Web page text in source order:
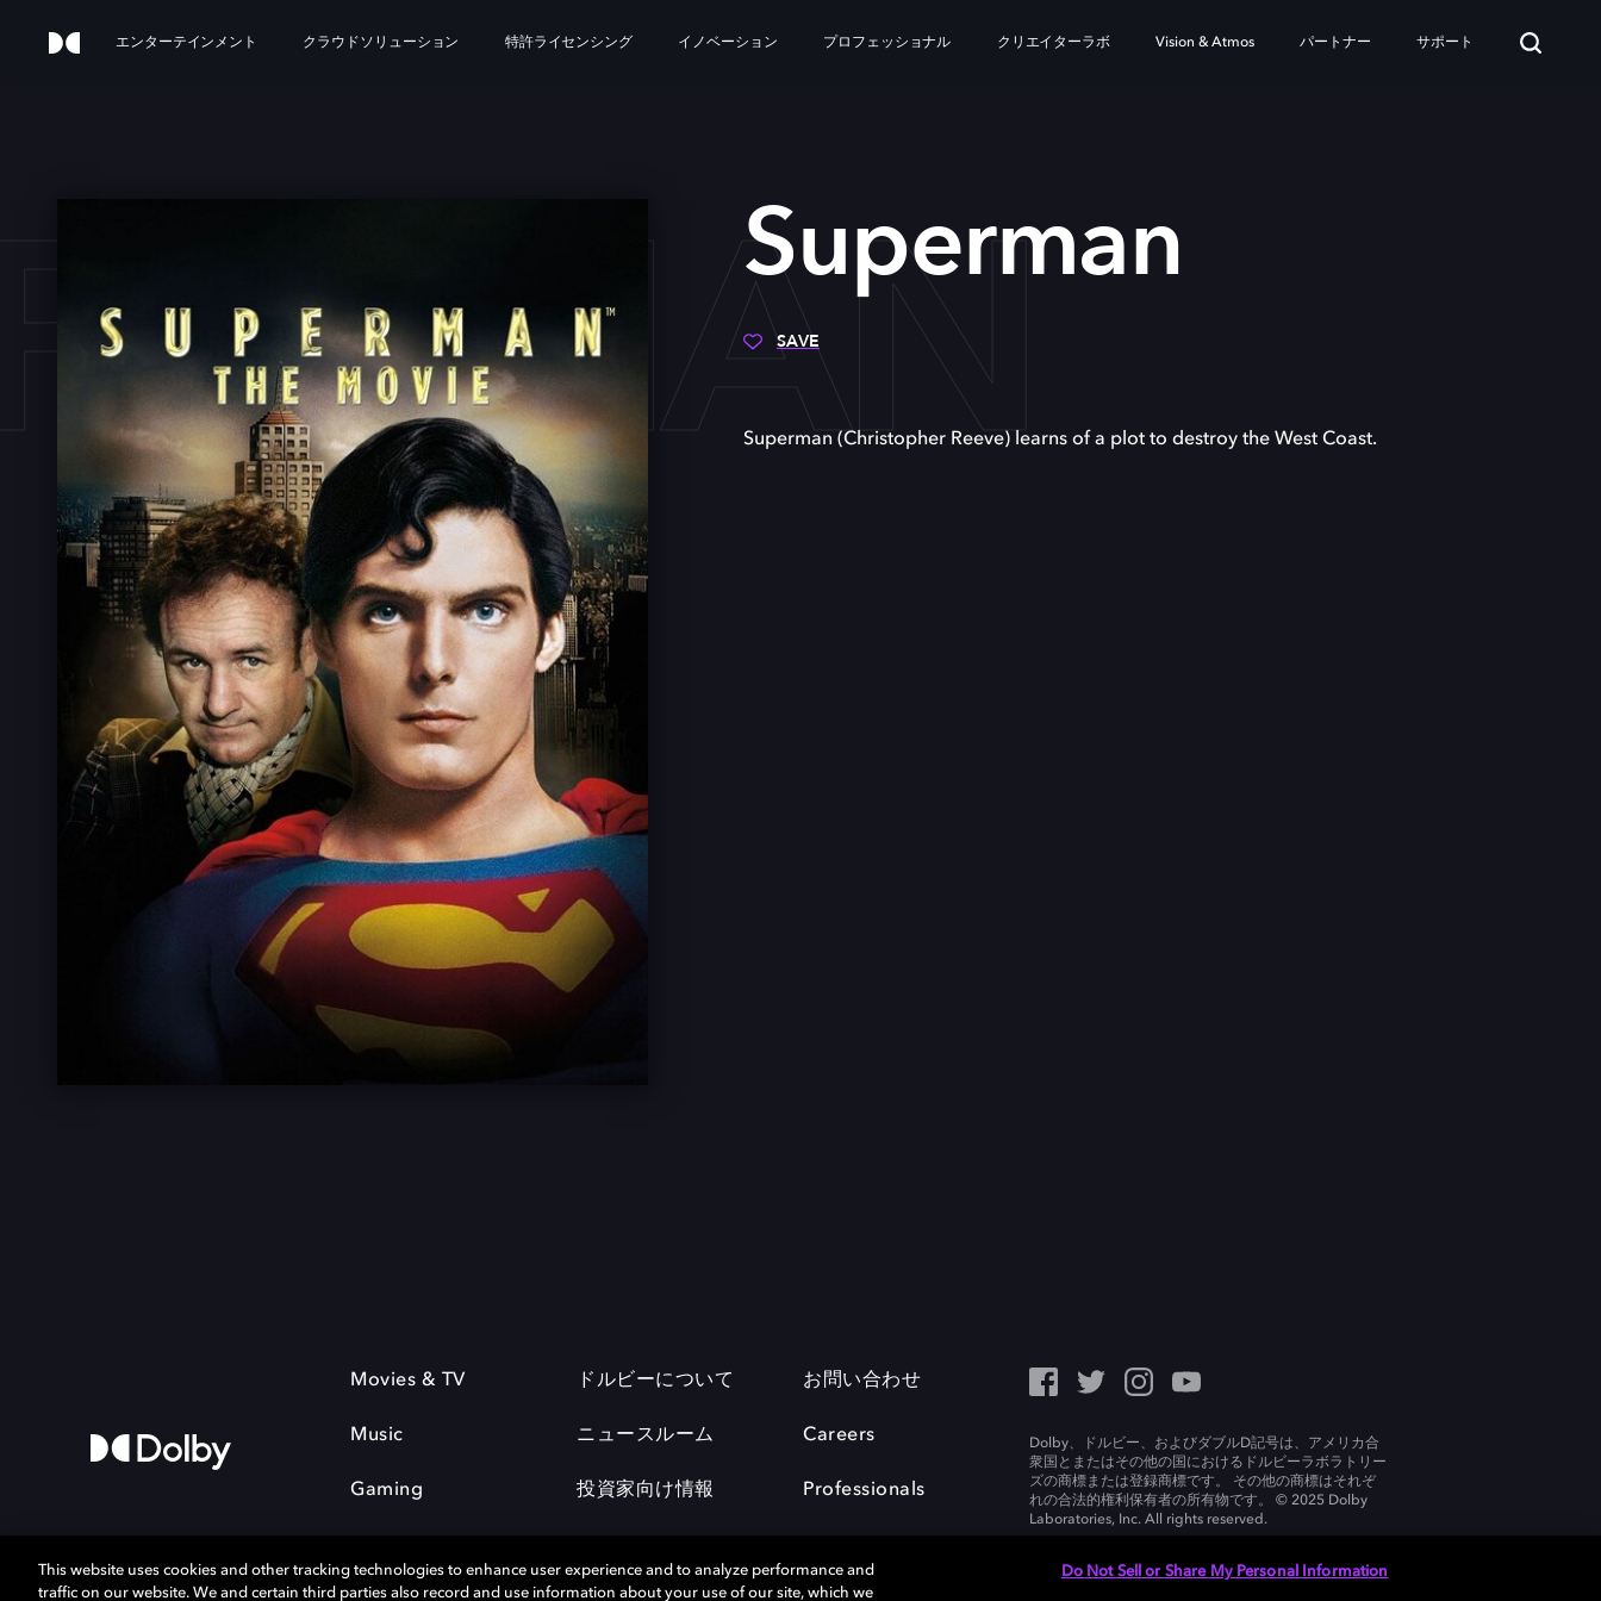
エンターテインメント クラウドソリューション 特許ライセンシング イノベーション プロフェッショナル クリエイターラボ Vision & Atmos パートナー サポート
Superman
SAVE
Superman (Christopher Reeve) learns of a plot to destroy the West Coast.
Movies & TV
Music
Gaming
ドルビーについて
ニュースルーム
投資家向け情報
お問い合わせ
Careers
Professionals
Dolby、ドルビー、およびダブルD記号は、アメリカ合
衆国とまたはその他の国におけるドルビーラボラトリー
ズの商標または登録商標です。 その他の商標はそれぞ
れの合法的権利保有者の所有物です。 © 2025 Dolby
Laboratories, Inc. All rights reserved.
This website uses cookies and other tracking technologies to enhance user experience and to analyze performance and
traffic on our website. We and certain third parties also record and use information about your use of our site, which we
Do Not Sell or Share My Personal Information